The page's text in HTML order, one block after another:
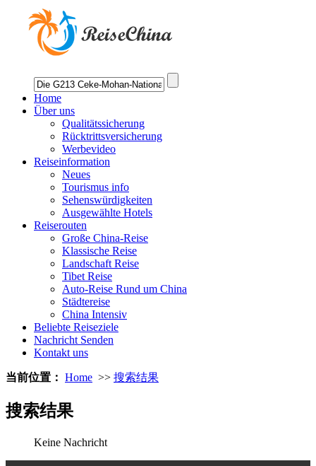
Home
Über uns
Qualitätssicherung
Rücktrittsversicherung
Werbevideo
Reiseinformation
Neues
Tourismus info
Sehenswürdigkeiten
Ausgewählte Hotels
Reiserouten
Große China-Reise
Klassische Reise
Landschaft Reise
Tibet Reise
Auto-Reise Rund um China
Städtereise
China Intensiv
Beliebte Reiseziele
Nachricht Senden
Kontakt uns
当前位置： Home >> 搜索结果
搜索结果
Keine Nachricht